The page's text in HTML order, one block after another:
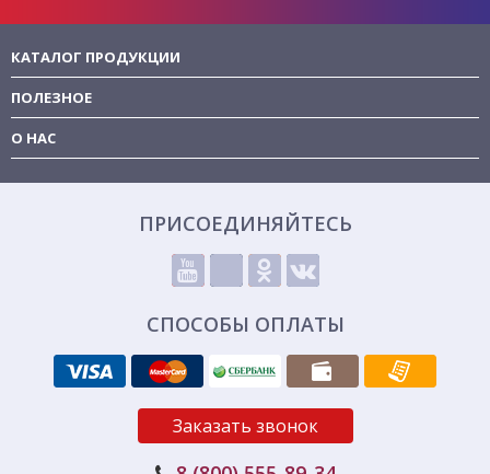
КАТАЛОГ ПРОДУКЦИИ
ПОЛЕЗНОЕ
О НАС
ПРИСОЕДИНЯЙТЕСЬ
СПОСОБЫ ОПЛАТЫ
Заказать звонок